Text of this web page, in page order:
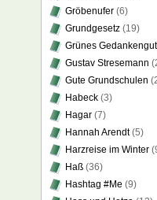
Gröbenufer (6)
Grundgesetz (19)
Grünes Gedankengut
Gustav Stresemann
Gute Grundschulen
Habeck (3)
Hagar (7)
Hannah Arendt(5)
Harzreise im Winter
Haß (36)
Hashtag #Me (9)